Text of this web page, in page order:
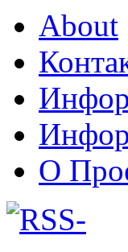
About
О